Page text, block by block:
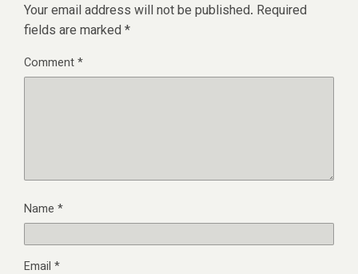
Your email address will not be published. Required
fields are marked *
Comment*
Name *
Email *